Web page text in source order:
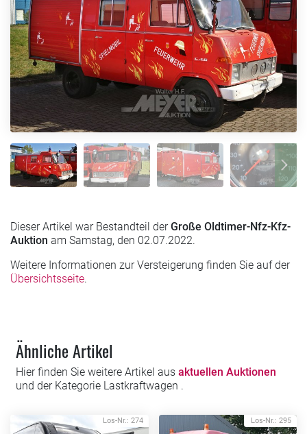
Dieser Artikel war Bestandteil derGroße Oldtimer-Nfz-Kfz-
Auktion am Samstag, den 02.07.2022.
Weitere Informationen zur Versteigerung finden Sie auf der
Übersichtsseite.
Ähnliche Artikel
Hier finden Sie weitere Artikel aus aktuellen Auktionen
und der Kategorie Lastkraftwagen .
Los-Nr.: 274 Los-Nr.: 295